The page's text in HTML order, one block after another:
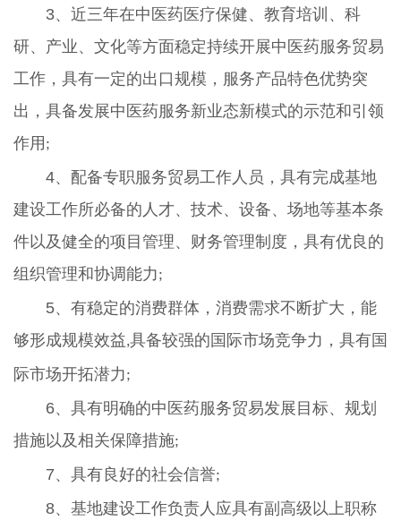
3、近三年在中医药医疗保健、教育培训、科
研、产业、文化等方面稳定持续开展中医药服务贸易
工作，具有一定的出口规模，服务产品特色优势突
出，具备发展中医药服务新业态新模式的示范和引领
作用 ;
4、配备专职服务贸易工作人员，具有完成基地
建设工作所必备的人才、技术、设备、场地等基本条
件以及健全的项目管理、财务管理制度，具有优良的
组织管理和协调能力;
5、有稳定的消费群体，消费需求不断扩大，能
够形成规模效益,具备较强的国际市场竞争力，具有国
际市场开拓潜力;
6、具有明确的中医药服务贸易发展目标、规划
措施以及相关保障措施;
7、具有良好的社会信誉;
8、基地建设工作负责人应具有副高级以上职称